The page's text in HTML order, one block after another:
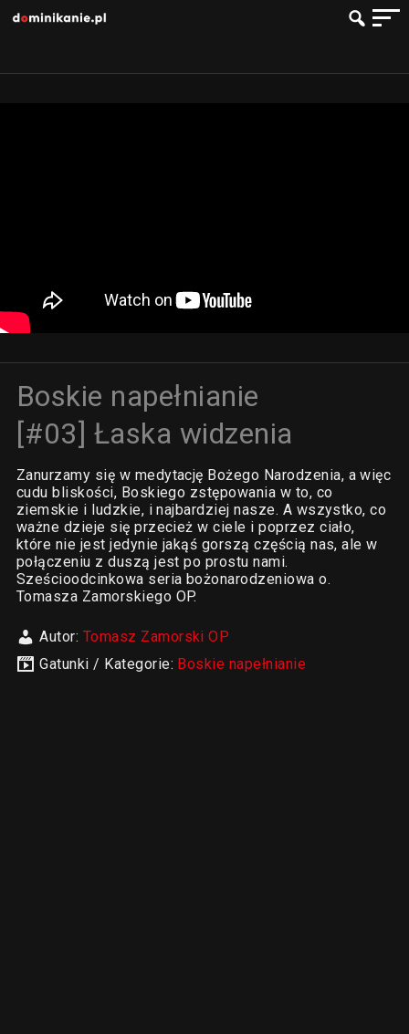
Boskie napełnianie
[#03] Łaska widzenia
Zanurzamy się w medytację Bożego Narodzenia, a więc
cudu bliskości, Boskiego zstępowania w to, co
ziemskie i ludzkie, i najbardziej nasze. A wszystko, co
ważne dzieje się przecież w ciele i poprzez ciało,
które nie jest jedynie jakąś gorszą częścią nas, ale w
połączeniu z duszą jest po prostu nami.
Sześcioodcinkowa seria bożonarodzeniowa o.
Tomasza Zamorskiego OP.
Autor: Tomasz Zamorski OP
Gatunki / Kategorie: Boskie napełnianie